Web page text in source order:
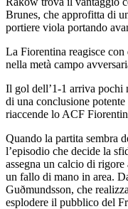
Brunes, che approfitta di
portiere viola portando
La Fiorentina reagisce con
nella metà campo
Il gol dell’1-1 arriva pochi
di una conclusione
riaccende lo ACF
Quando la partita sembra
l’episodio che decide la
assegna un calcio di
un fallo di mano in area.
Guðmundsson, che
esplodere il pubblico del